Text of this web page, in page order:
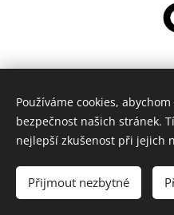
© 2024 ŽÁROVKA
architektonická
Čeština
Používáme cookies,
bezpečnost našich stránek.
nejlepší zkušenost při jejich
Přijmout nezbytné